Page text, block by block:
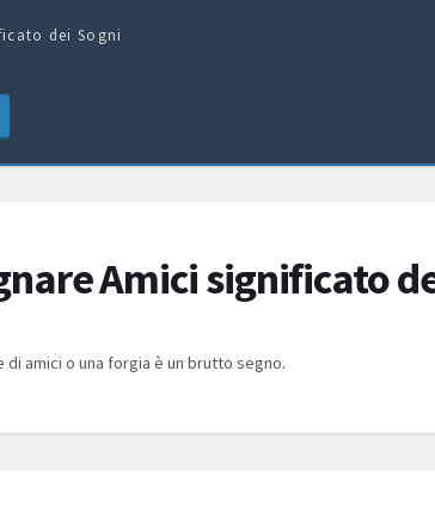
dei Sogni
Amici significato
di amici o una forgia è un brutto segno.